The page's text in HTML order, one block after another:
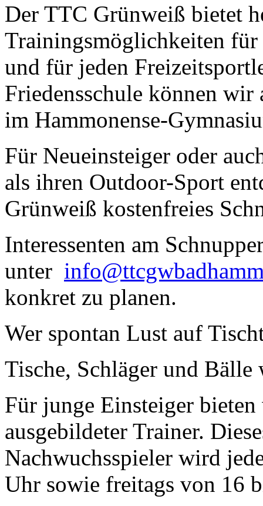
Der TTC Grünweiß bietet
Trainingsmöglichkeiten für
und für jeden
Friedensschule können
im Hammonense-
Für Neueinsteiger oder
als ihren Outdoor-Sport
Grünweiß kostenfreies
Interessenten am
unter
konkret zu planen.
Wer spontan Lust auf
Tische, Schläger und Bälle
Für junge Einsteiger
ausgebildeter Trainer.
Nachwuchsspieler wird
Uhr sowie freitags von 16